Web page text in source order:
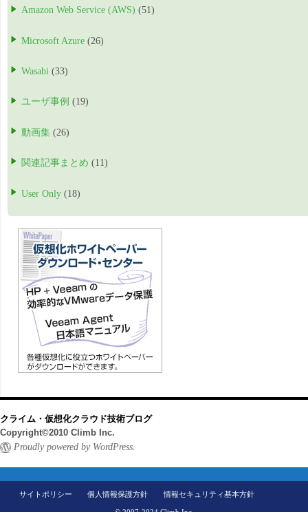
Amazon Web Service (AWS) (51)
Microsoft Azure (26)
Wasabi (33)
ユーザ事例 (19)
動画集 (26)
関連記事まとめ (11)
User Only (18)
クライム・仮想化クラウド技術ブログ
Copyright©2010 Climb Inc.
Proudly powered by WordPress.
サイトポリシー 個人情報保護方針 情報セキュリティ基本方針